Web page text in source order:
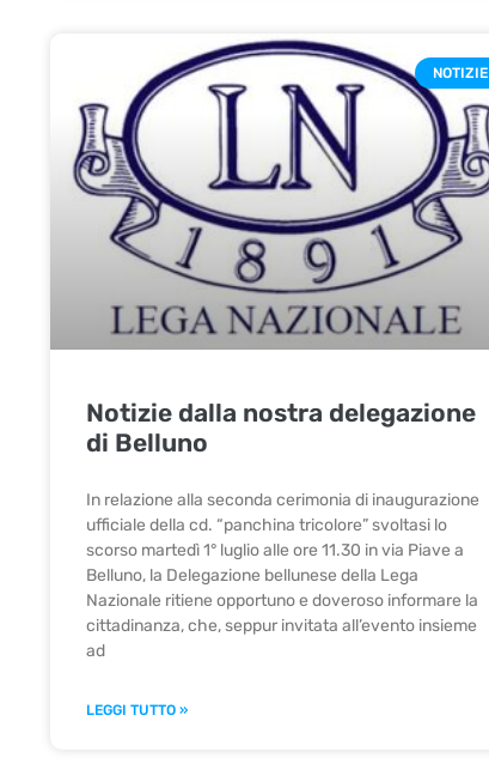
NOTIZIE
Notizie dalla nostra delegazione
di Belluno
In relazione alla seconda cerimonia di inaugurazione
ufficiale della cd. “panchina tricolore” svoltasi lo
scorso martedì 1° luglio alle ore 11.30 in via Piave a
Belluno, la Delegazione bellunese della Lega
Nazionale ritiene opportuno e doveroso informare la
cittadinanza, che, seppur invitata all’evento insieme
ad
LEGGI TUTTO »